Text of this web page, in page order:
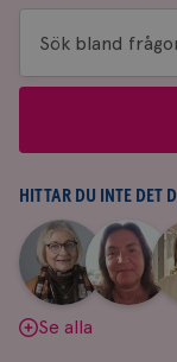
Sök
bland
&
svar
HITTAR DU INTE DET
Aina
Johnsson
|
Anne
Andersson
Se alla